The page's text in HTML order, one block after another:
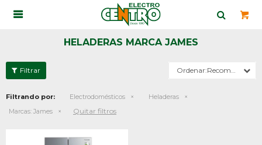

HELADERAS MARCA JAMES
Recomendados
Filtrando por: Electrodomésticos
Heladeras
Marcas: James Quitar filtros